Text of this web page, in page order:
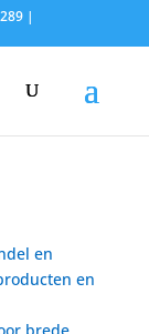
|
en
en